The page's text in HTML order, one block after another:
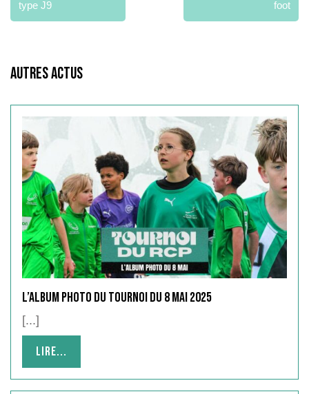
type J9
foot
Autres Actus
L’album photo du Tournoi du 8 mai 2025
[...]
Lire...